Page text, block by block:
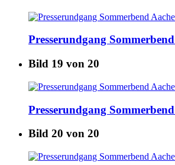
Presserundgang
Bild 19 von 20
Presserundgang
Bild 20 von 20